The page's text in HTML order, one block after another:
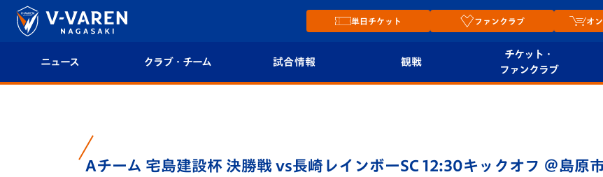
単日チケット ファンクラブ オ
ニュース クラブ・チーム
クラブ概要
試合情報
順位表
観戦
チケット・
ファンクラブ
プレイヤーズスイート
Aチーム 宅島建設杯 決勝戦 vs長崎レインボーSC 12:30キックオフ ＠島原